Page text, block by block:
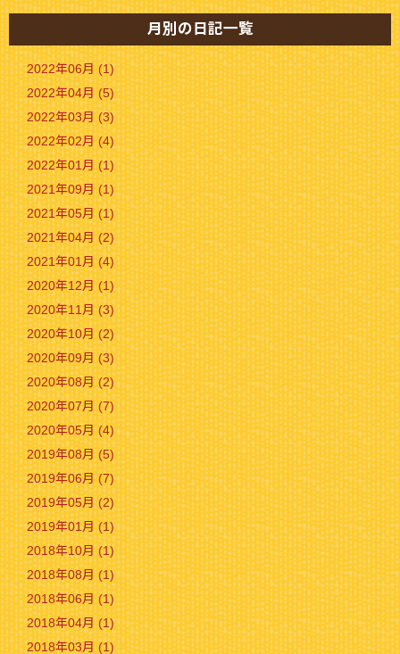
月別の日記一覧
2022年06月 (1)
2022年04月 (5)
2022年03月 (3)
2022年02月 (4)
2022年01月 (1)
2021年09月 (1)
2021年05月 (1)
2021年04月 (2)
2021年01月 (4)
2020年12月 (1)
2020年11月 (3)
2020年10月 (2)
2020年09月 (3)
2020年08月 (2)
2020年07月 (7)
2020年05月 (4)
2019年08月 (5)
2019年06月 (7)
2019年05月 (2)
2019年01月 (1)
2018年10月 (1)
2018年08月 (1)
2018年06月 (1)
2018年04月 (1)
2018年03月 (1)